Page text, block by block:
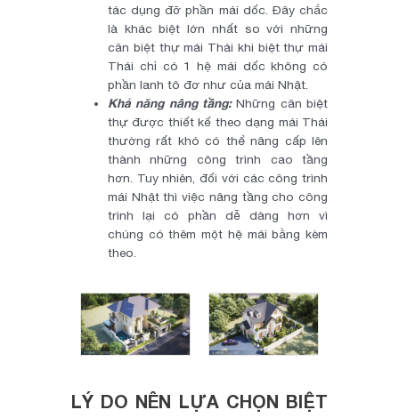
tác dụng đỡ phần mái dốc. Đây chắc
là khác biệt lớn nhất so với những
căn biệt thự mái Thái khi biệt thự mái
Thái chỉ có 1 hệ mái dốc không có
phần lanh tô đơ như của mái Nhật.
Khả năng nâng tầng: Những căn biệt
thự được thiết kế theo dạng mái Thái
thường rất khó có thể nâng cấp lên
thành những công trình cao tầng
hơn. Tuy nhiên, đối với các công trình
mái Nhật thì việc nâng tầng cho công
trình lại có phần dễ dàng hơn vì
chúng có thêm một hệ mái bằng kèm
theo.
LÝ DO NÊN LỰA CHỌN BIỆT